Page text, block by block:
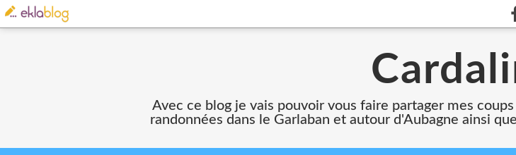
Avec ce blog je vais pouvoir vous faire partager mes
randonnées dans le Garlaban et autour d'Aubagne ainsi